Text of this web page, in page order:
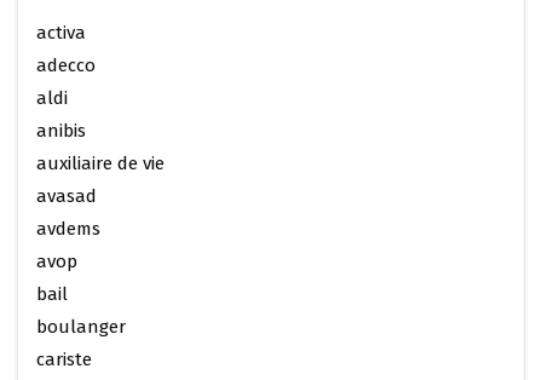
activa
adecco
aldi
anibis
auxiliaire de vie
avasad
avdems
avop
bail
boulanger
cariste